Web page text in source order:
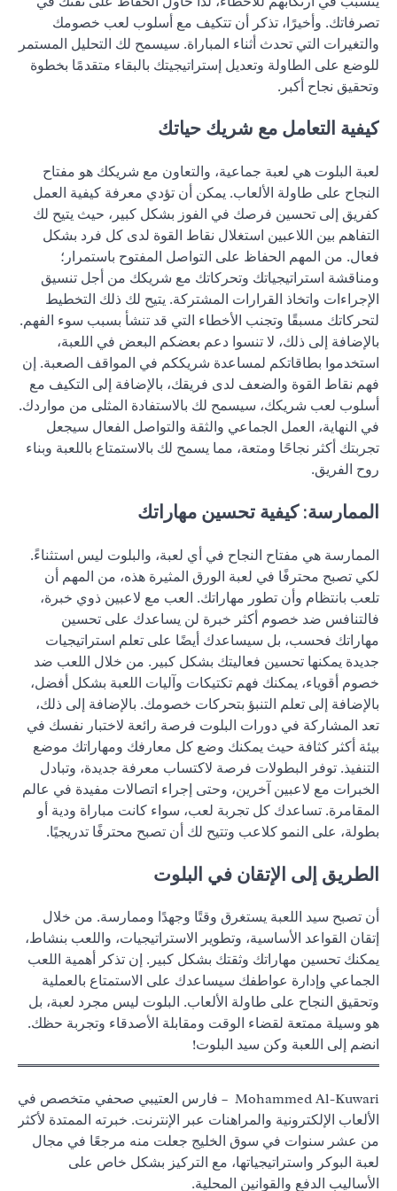
تصرفاتك. وأخيرًا، تذكر أن تتكيف مع أسلوب لعب خصومك
والتغيرات التي تحدث أثناء المباراة. سيسمح لك التحليل المستمر
للوضع على الطاولة وتعديل إستراتيجيتك بالبقاء متقدمًا بخطوة
وتحقيق نجاح أكبر.
كيفية التعامل مع شريك حياتك
لعبة البلوت هي لعبة جماعية، والتعاون مع شريكك هو مفتاح
النجاح على طاولة الألعاب. يمكن أن تؤدي معرفة كيفية العمل
كفريق إلى تحسين فرصك في الفوز بشكل كبير، حيث يتيح لك
التفاهم بين اللاعبين استغلال نقاط القوة لدى كل فرد بشكل
فعال. من المهم الحفاظ على التواصل المفتوح باستمرار؛
ومناقشة استراتيجياتك وتحركاتك مع شريكك من أجل تنسيق
الإجراءات واتخاذ القرارات المشتركة. يتيح لك ذلك التخطيط
لتحركاتك مسبقًا وتجنب الأخطاء التي قد تنشأ بسبب سوء الفهم.
بالإضافة إلى ذلك، لا تنسوا دعم بعضكم البعض في اللعبة،
استخدموا بطاقاتكم لمساعدة شريككم في المواقف الصعبة. إن
فهم نقاط القوة والضعف لدى فريقك، بالإضافة إلى التكيف مع
أسلوب لعب شريكك، سيسمح لك بالاستفادة المثلى من مواردك.
في النهاية، العمل الجماعي والثقة والتواصل الفعال سيجعل
تجربتك أكثر نجاحًا ومتعة، مما يسمح لك بالاستمتاع باللعبة وبناء
روح الفريق.
الممارسة: كيفية تحسين مهاراتك
الممارسة هي مفتاح النجاح في أي لعبة، والبلوت ليس استثناءً.
لكي تصبح محترفًا في لعبة الورق المثيرة هذه، من المهم أن
تلعب بانتظام وأن تطور مهاراتك. العب مع لاعبين ذوي خبرة،
فالتنافس ضد خصوم أكثر خبرة لن يساعدك على تحسين
مهاراتك فحسب، بل سيساعدك أيضًا على تعلم استراتيجيات
جديدة يمكنها تحسين فعاليتك بشكل كبير. من خلال اللعب ضد
خصوم أقوياء، يمكنك فهم تكتيكات وآليات اللعبة بشكل أفضل،
بالإضافة إلى تعلم التنبؤ بتحركات خصومك. بالإضافة إلى ذلك،
تعد المشاركة في دورات البلوت فرصة رائعة لاختبار نفسك في
بيئة أكثر كثافة حيث يمكنك وضع كل معارفك ومهاراتك موضع
التنفيذ. توفر البطولات فرصة لاكتساب معرفة جديدة، وتبادل
الخبرات مع لاعبين آخرين، وحتى إجراء اتصالات مفيدة في عالم
المقامرة. تساعدك كل تجربة لعب، سواء كانت مباراة ودية أو
بطولة، على النمو كلاعب وتتيح لك أن تصبح محترفًا تدريجيًا.
الطريق إلى الإتقان في البلوت
أن تصبح سيد اللعبة يستغرق وقتًا وجهدًا وممارسة. من خلال
إتقان القواعد الأساسية، وتطوير الاستراتيجيات، واللعب بنشاط،
يمكنك تحسين مهاراتك وثقتك بشكل كبير. إن تذكر أهمية اللعب
الجماعي وإدارة عواطفك سيساعدك على الاستمتاع بالعملية
وتحقيق النجاح على طاولة الألعاب. البلوت ليس مجرد لعبة، بل
هو وسيلة ممتعة لقضاء الوقت ومقابلة الأصدقاء وتجربة حظك.
انضم إلى اللعبة وكن سيد البلوت!
Mohammed Al-Kuwari – فارس العتيبي صحفي متخصص في
الألعاب الإلكترونية والمراهنات عبر الإنترنت. خبرته الممتدة لأكثر
من عشر سنوات في سوق الخليج جعلت منه مرجعًا في مجال
لعبة البوكر واستراتيجياتها، مع التركيز بشكل خاص على
الأساليب الدفع والقوانين المحلية.